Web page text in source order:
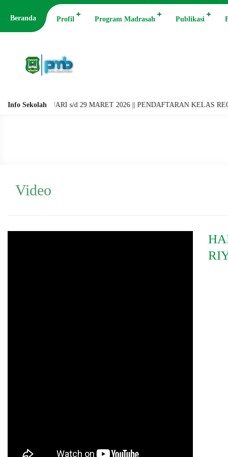
Beranda Profil Program Madrasah Publikasi
Info Sekolahs/d 29 MARET 2026 || PENDAFTARAN KELAS
Video